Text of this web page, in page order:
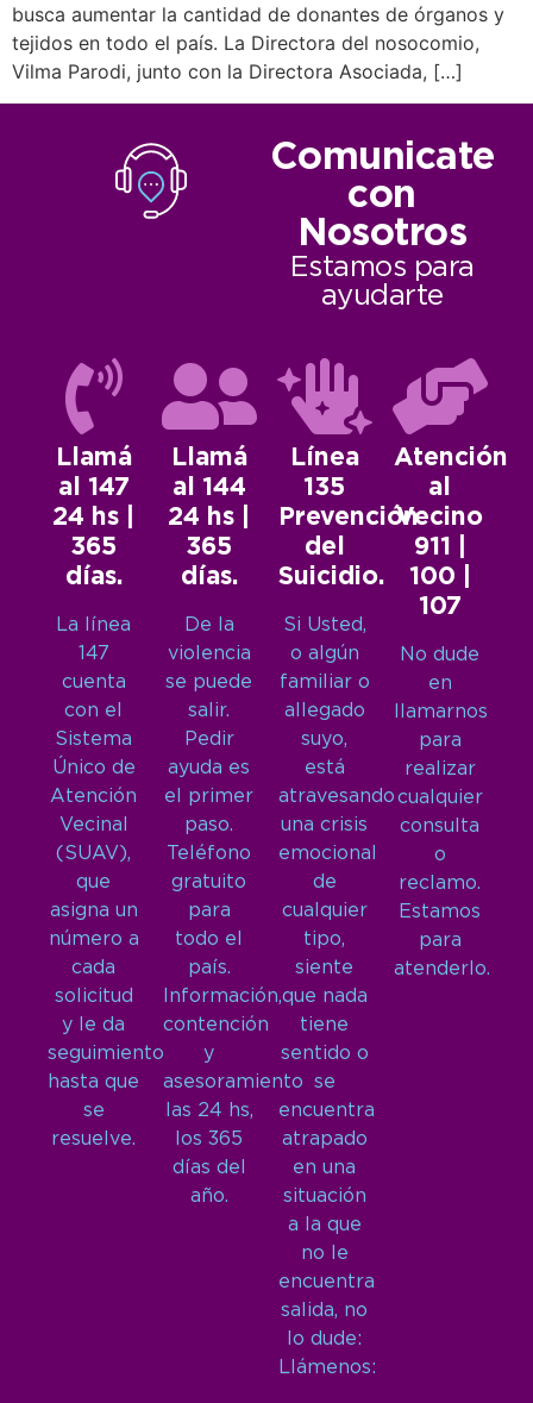
busca aumentar la cantidad de donantes de órganos y
tejidos en todo el país. La Directora del nosocomio,
Vilma Parodi, junto con la Directora Asociada, […]
Comunicate
con
Nosotros
Estamos para
ayudarte
Llamá
al 147
24 hs |
365
días.
La línea
147
cuenta
con el
Sistema
Único de
Atención
Vecinal
(SUAV),
que
asigna un
número a
cada
solicitud
y le da
seguimiento
hasta que
se
resuelve.
Llamá
al 144
24 hs |
365
días.
De la
violencia
se puede
salir.
Pedir
ayuda es
el primer
paso.
Teléfono
gratuito
para
todo el
país.
Información,
contención
y
asesoramiento
las 24 hs,
los 365
días del
año.
Línea
135
Prevención
del
Suicidio.
Si Usted,
o algún
familiar o
allegado
suyo,
está
atravesando
una crisis
emocional
de
cualquier
tipo,
siente
que nada
tiene
sentido o
se
encuentra
atrapado
en una
situación
a la que
no le
encuentra
salida, no
lo dude:
Llámenos:
Atención
al
Vecino
911 |
100 |
107
No dude
en
llamarnos
para
realizar
cualquier
consulta
o
reclamo.
Estamos
para
atenderlo.